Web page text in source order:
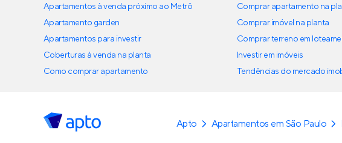
Apartamentos à venda próximo ao Metrô
Apartamento garden
Apartamentos para investir
Coberturas à venda na planta
Como comprar apartamento
Comprar apartamento na
Comprar imóvel na planta
Comprar terreno em
Investir em imóveis
Tendências do mercado
Apto Apartamentos em São Paulo